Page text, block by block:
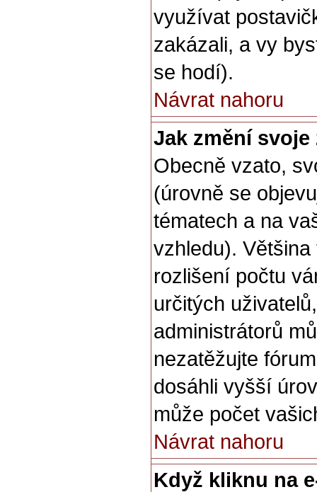
využívat
zakázali, a vy
se hodí).
Návrat nahoru
Jak změní svoje
Obecně vzato,
(úrovně se
tématech a na
vzhledu).
rozlišení počtu
určitých
administrátorů
nezatěžujte
dosáhli vyšší
může počet
Návrat nahoru
Když kliknu na